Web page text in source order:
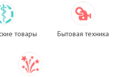
товары Бытовая техника